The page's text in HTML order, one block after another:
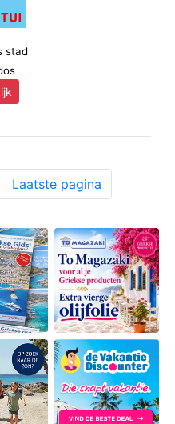
stad
Laatste pagina